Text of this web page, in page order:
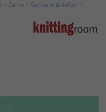
Dame Gensere & kofter